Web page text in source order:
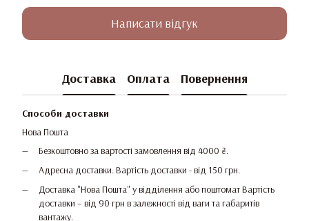
Написати відгук
Доставка Оплата Повернення
Способи доставки
Нова Пошта
Безкоштовно за вартості замовлення від 4000 ₴.
Адресна доставки. Вартість доставки - від 150 грн.
Доставка "Нова Пошта" у відділення або поштомат Вартість
доставки – від 90 грн в залежності від ваги та габаритів
вантажу.